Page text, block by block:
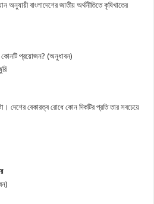
অনুযায়ী বাংলাদেশের জাতীয় অর্থনীতিতে কৃষিখাতের
কোনটি প্রয়োজন? (অনুধাবন)
দেশের বেকারত্ব রোধে কোন দিকটির প্রতি তার সবচেয়ে